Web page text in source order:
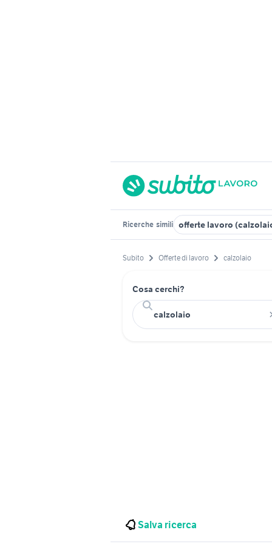
Ricerche simili offerte lavoro
Subito Offerte di lavoro calzolaio
Cosa cerchi?
Salva ricerca